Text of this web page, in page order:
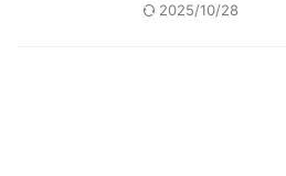
2025/10/28